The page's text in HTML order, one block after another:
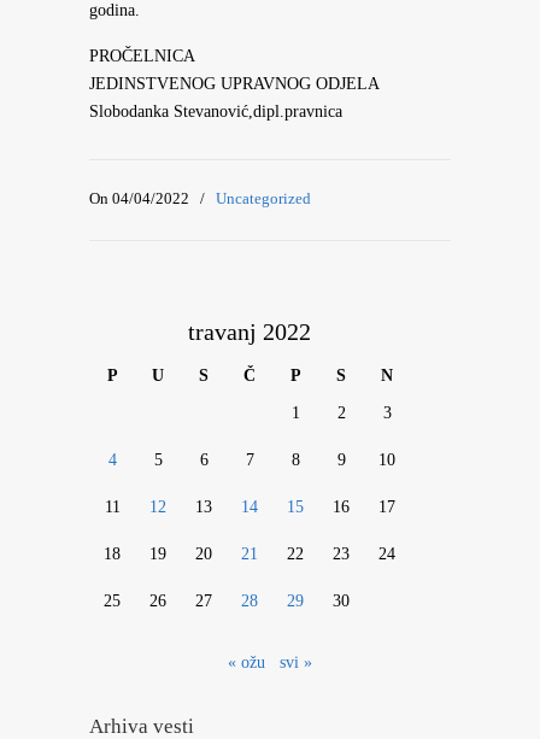
godina.
PROČELNICA
JEDINSTVENOG UPRAVNOG ODJELA
Slobodanka Stevanović,dipl.pravnica
On 04/04/2022 / Uncategorized
travanj 2022
P U S Č P S N
1 2 3
4 5 6 7 8 9 10
11 12 13 14 15 16 17
18 19 20 21 22 23 24
25 26 27 28 29 30
« ožu svi »
Arhiva vesti